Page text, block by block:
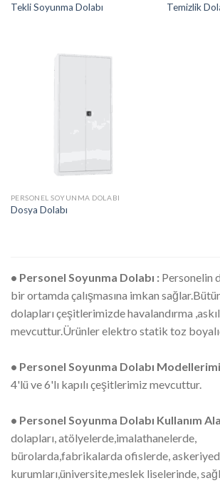
Tekli Soyunma Dolabı Temizlik
PERSONEL SOYUNMA DOLABI
Dosya Dolabı
• Personel Soyunma Dolabı : Personelin
bir ortamda çalışmasına imkan
dolapları çeşitlerimizde havalandırma
mevcuttur.Ürünler elektro statik toz
• Personel Soyunma Dolabı
4'lü ve 6'lı kapılı çeşitlerimiz mevcuttur.
• Personel Soyunma Dolabı Kullanım
dolapları, atölyelerde,imalathanelerde,
bürolarda,fabrikalarda ofislerde,
kurumları,üniversite,meslek liselerinde,